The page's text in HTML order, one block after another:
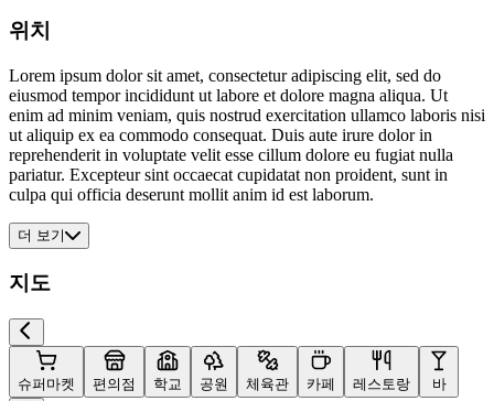
위치
Lorem ipsum dolor sit amet, consectetur adipiscing elit, sed do
eiusmod tempor incididunt ut labore et dolore magna aliqua. Ut
enim ad minim veniam, quis nostrud exercitation ullamco laboris nisi
ut aliquip ex ea commodo consequat. Duis aute irure dolor in
reprehenderit in voluptate velit esse cillum dolore eu fugiat nulla
pariatur. Excepteur sint occaecat cupidatat non proident, sunt in
culpa qui officia deserunt mollit anim id est laborum.
더 보기
지도
슈퍼마켓 편의점 학교 공원 체육관 카페 레스토랑 바